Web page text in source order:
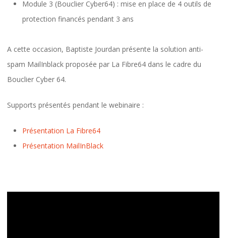
Module 3 (Bouclier Cyber64) : mise en place de 4 outils de
protection financés pendant 3 ans
A cette occasion, Baptiste Jourdan présente la solution anti-
spam MailInblack proposée par La Fibre64 dans le cadre du
Bouclier Cyber 64.
Supports présentés pendant le webinaire :
Présentation La Fibre64
Présentation MailInBlack